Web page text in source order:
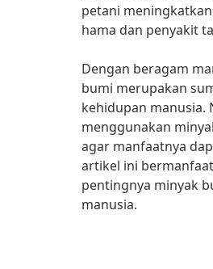
petani
hama dan penyakit
Dengan beragam
bumi merupakan
kehidupan manusia.
menggunakan
agar manfaatnya
artikel ini
pentingnya minyak
manusia.